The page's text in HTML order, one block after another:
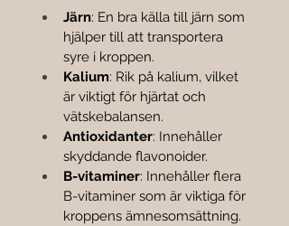
Järn: En bra källa till järn som
hjälper till att transportera
syre i kroppen.
Kalium: Rik på kalium, vilket
är viktigt för hjärtat och
vätskebalansen.
Antioxidanter: Innehåller
skyddande flavonoider.
B-vitaminer: Innehåller flera
B-vitaminer som är viktiga för
kroppens ämnesomsättning.